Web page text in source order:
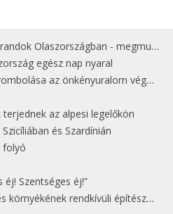
- megmutatjuk a 15 legjobbat
egész nap nyaral
az önkényuralom végét jelentette
az alpesi legelőkön
és Szardínián
folyó
éj! Szentséges éj!”
rendkívüli építészeti kincsei